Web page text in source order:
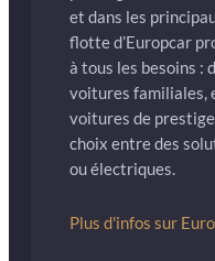
et dans les
flotte d’Europcar
à tous les besoins :
voitures familiales,
voitures de
choix entre des
ou électriques.
Plus d'infos sur